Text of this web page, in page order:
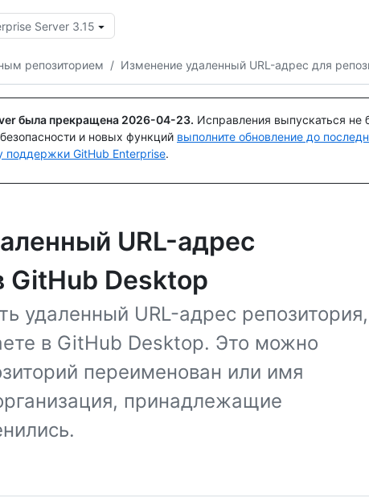
Server 3.15
репозиторием / Изменение удаленный URL-адрес для
была прекращена 2026-04-23. Исправления выпускаться не
и новых функций выполните обновление до
поддержки GitHub Enterprise.
URL-адрес
GitHub Desktop
удаленный URL-адрес
в GitHub Desktop. Это можно
переименован или имя
принадлежащие